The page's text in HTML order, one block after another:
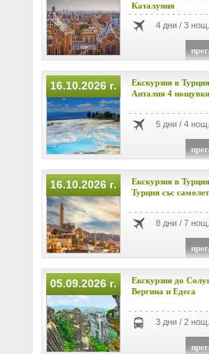
Каталуния
4 дни / 3 нощ.
16.10.2026 г.
Екскурзия в
Анталия 4
5 дни / 4 нощ.
16.10.2026 г.
Екскурзия в
Турция със самолет
8 дни / 7 нощ.
05.09.2026 г.
Екскурзия до
Вергина и Едеса
3 дни / 2 нощ.